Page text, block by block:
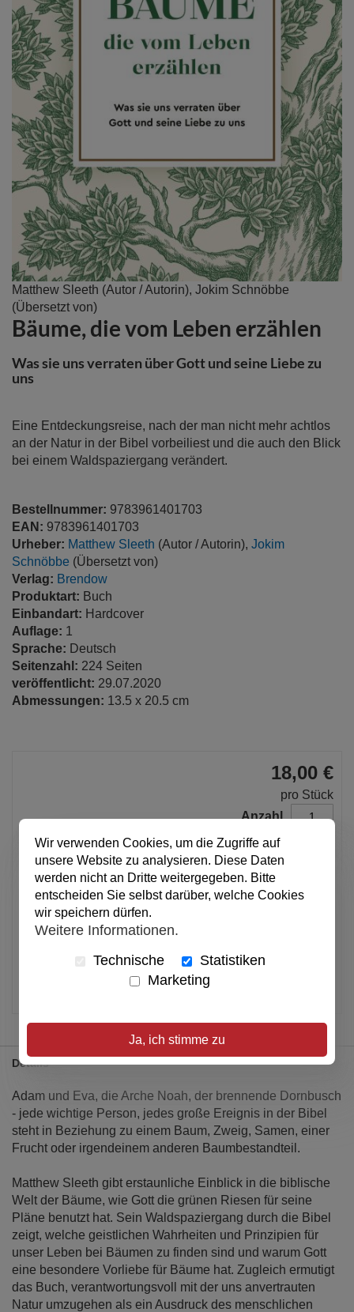
Matthew Sleeth (Autor / Autorin), Jokim Schnöbbe
(Übersetzt von)
Bäume, die vom Leben erzählen
Was sie uns verraten über Gott und seine Liebe zu
uns
Eine Entdeckungsreise, nach der man nicht mehr achtlos
an der Natur in der Bibel vorbeiliest und die auch den Blick
bei einem Waldspaziergang verändert.
Bestellnummer: 9783961401703
EAN: 9783961401703
Urheber: Matthew Sleeth (Autor / Autorin), Jokim
Schnöbbe (Übersetzt von)
Verlag: Brendow
Produktart: Buch
Einbandart: Hardcover
Auflage: 1
Sprache: Deutsch
Seitenzahl: 224 Seiten
veröffentlicht: 29.07.2020
Abmessungen: 13.5 x 20.5 cm
Zum
Anfang
der
Bildergalerie
springen
18,00 €
pro Stück
Anzahl
In den Warenkorb
Details
Adam und Eva, die Arche Noah, der brennende Dornbusch
- jede wichtige Person, jedes große Ereignis in der Bibel
steht in Beziehung zu einem Baum, Zweig, Samen, einer
Frucht oder irgendeinem anderen Baumbestandteil.
Matthew Sleeth gibt erstaunliche Einblick in die biblische
Welt der Bäume, wie Gott die grünen Riesen für seine
Pläne benutzt hat. Sein Waldspaziergang durch die Bibel
zeigt, welche geistlichen Wahrheiten und Prinzipien für
unser Leben bei Bäumen zu finden sind und warum Gott
eine besondere Vorliebe für Bäume hat. Zugleich ermutigt
das Buch, verantwortungsvoll mit der uns anvertrauten
Natur umzugehen als ein Ausdruck des menschlichen
Wir verwenden Cookies, um die Zugriffe auf
unsere Website zu analysieren. Diese Daten
werden nicht an Dritte weitergegeben. Bitte
entscheiden Sie selbst darüber, welche Cookies
wir speichern dürfen.
Weitere Informationen.
Technische
Statistiken
Marketing
Ja, ich stimme zu